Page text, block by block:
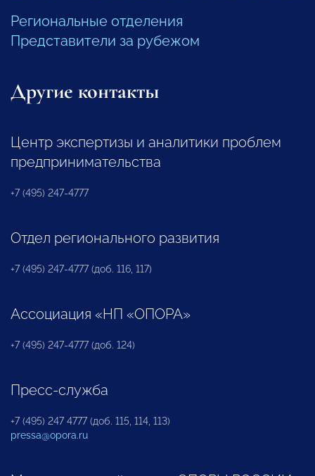
Региональные отделения
Представители за рубежом
Другие контакты
Центр экспертизы и аналитики проблем
предпринимательства
+7 (495) 247-4777
Отдел регионального развития
+7 (495) 247-4777 (доб. 116, 117)
Ассоциация «НП «ОПОРА»
+7 (495) 247-4777 (доб. 124)
Пресс-служба
+7 (495) 247 4777 (доб. 115, 114, 113)
pressa@opora.ru